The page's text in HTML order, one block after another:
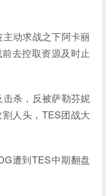
动求战之下阿卡丽
去控取资源及时止
杀，反被萨勒芬妮
人头，TES团战大
遭到TES中期翻盘